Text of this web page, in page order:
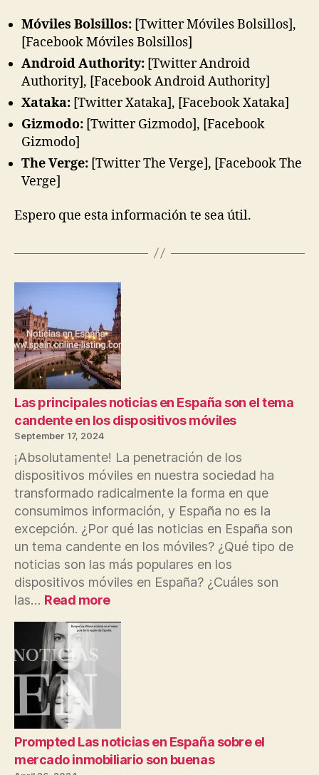
Móviles Bolsillos: [Twitter Móviles Bolsillos],
[Facebook Móviles Bolsillos]
Android Authority: [Twitter Android
Authority], [Facebook Android Authority]
Xataka: [Twitter Xataka], [Facebook Xataka]
Gizmodo: [Twitter Gizmodo], [Facebook
Gizmodo]
The Verge: [Twitter The Verge], [Facebook The
Verge]
Espero que esta información te sea útil.
Las principales noticias en España son el tema
candente en los dispositivos móviles
September 17, 2024
¡Absolutamente! La penetración de los
dispositivos móviles en nuestra sociedad ha
transformado radicalmente la forma en que
consumimos información, y España no es la
excepción. ¿Por qué las noticias en España son
un tema candente en los móviles? ¿Qué tipo de
noticias son las más populares en los
dispositivos móviles en España? ¿Cuáles son
las… Read more:
principales
candente
en
Prompted Las noticias en España sobre el
mercado inmobiliario son buenas